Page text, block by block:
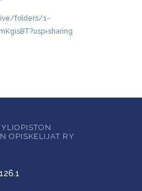
folders/1-
OPISKELIJAT RY